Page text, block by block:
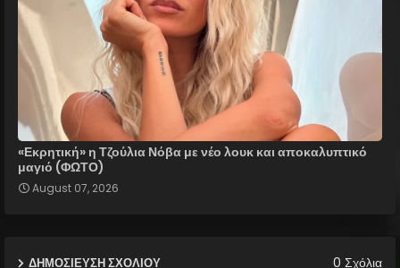
«Εκρητική» η Τζούλια Νόβα με νέο λουκ και αποκαλυπτικό
μαγιό (ΦΩΤΟ)
August 07, 2026
ΔΗΜΟΣΊΕΥΣΗ ΣΧΟΛΊΟΥ 0 Σχόλια